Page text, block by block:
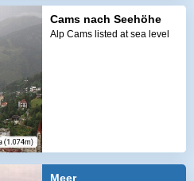
Cams nach Seehöhe
Alp Cams listed at sea level
Meer